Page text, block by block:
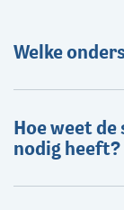
Welke
Hoe weet
nodig heeft?